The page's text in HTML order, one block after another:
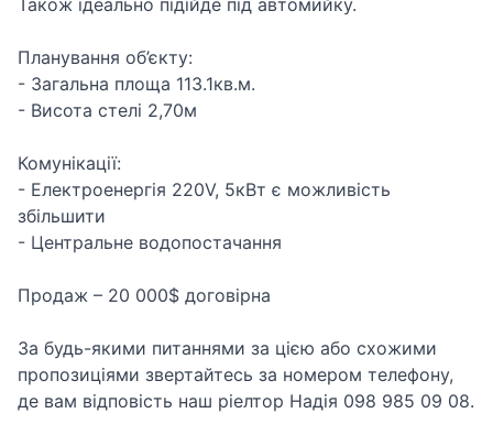
Також ідеально підійде під автомийку.
Планування об’єкту:
- Загальна площа 113.1кв.м.
- Висота стелі 2,70м
Комунікації:
- Електроенергія 220V, 5кВт є можливість
збільшити
- Центральне водопостачання
Продаж – 20 000$ договірна
За будь-якими питаннями за цією або схожими
пропозиціями звертайтесь за номером телефону,
де вам відповість наш ріелтор Надія 098 985 09 08.